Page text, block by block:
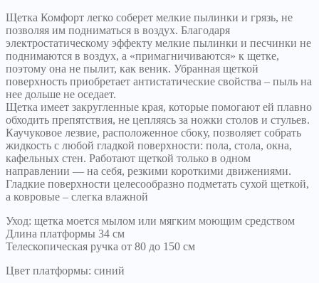
Щетка Комфорт легко соберет мелкие пылинки и грязь, не
позволяя им подниматься в воздух. Благодаря
электростатическому эффекту мелкие пылинки и песчинки не
поднимаются в воздух, а «примагничиваются» к щетке,
поэтому она не пылит, как веник. Убранная щеткой
поверхность приобретает антистатические свойства – пыль на
нее дольше не оседает.
Щетка имеет закругленные края, которые помогают ей плавно
обходить препятствия, не цепляясь за ножки столов и стульев.
Каучуковое лезвие, расположенное сбоку, позволяет собрать
жидкость с любой гладкой поверхности: пола, стола, окна,
кафельных стен. Работают щеткой только в одном
направлении — на себя, резкими короткими движениями.
Гладкие поверхности целесообразно подметать сухой щеткой,
а ковровые – слегка влажной
Уход: щетка моется мылом или мягким моющим средством
Длина платформы 34 см
Телескопическая ручка от 80 до 150 см
Цвет платформы: синий